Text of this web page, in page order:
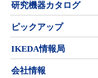
研究機器カタログ
ピックアップ
IKEDA情報局
会社情報